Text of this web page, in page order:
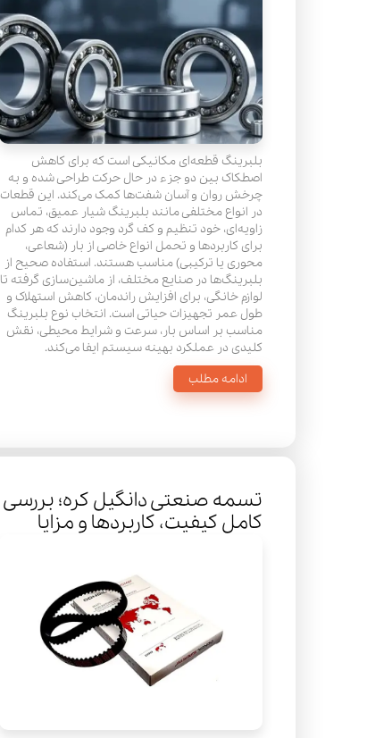
بلبرینگ قطعه‌ای مکانیکی است که برای کاهش
اصطکاک بین دو جزء در حال حرکت طراحی شده و به
چرخش روان و آسان شفت‌ها کمک می‌کند. این قطعات
در انواع مختلفی مانند بلبرینگ شیار عمیق، تماس
زاویه‌ای، خود تنظیم و کف گرد وجود دارند که هر کدام
برای کاربردها و تحمل انواع خاصی از بار (شعاعی،
محوری یا ترکیبی) مناسب هستند. استفاده صحیح از
بلبرینگ‌ها در صنایع مختلف، از ماشین‌سازی گرفته تا
لوازم خانگی، برای افزایش راندمان، کاهش استهلاک و
طول عمر تجهیزات حیاتی است. انتخاب نوع بلبرینگ
مناسب بر اساس بار، سرعت و شرایط محیطی، نقش
کلیدی در عملکرد بهینه سیستم ایفا می‌کند.
ادامه مطلب
تسمه صنعتی دانگیل کره؛ بررسی
کامل کیفیت، کاربردها و مزایا